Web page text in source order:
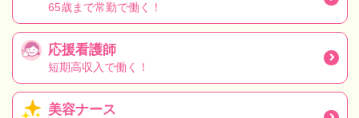
65歳まで常勤で働く！
応援看護師
短期高収入で働く！
美容ナース